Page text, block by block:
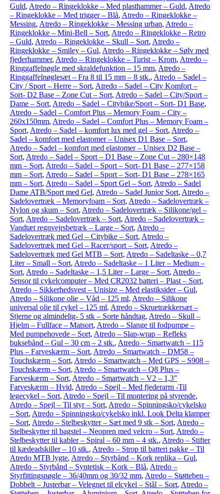
Guld, Atredo – Ringeklokke – Med plasthammer – Guld, Atredo
– Ringeklokke – Med trigger – Blå, Atredo – Ringeklokke –
Messing, Atredo – Ringeklokke – Messing urban, Atredo –
Ringeklokke – Mini-Bell – Sort, Atredo – Ringeklokke – Retro
– Guld, Atredo – Ringeklokke – Skull – Sort, Atredo –
Ringeklokke – Smiley – Gul, Atredo – Ringeklokke – Sølv med
fjederhammer, Atredo – Ringeklokke – Turist – Krom, Atredo –
Ringgaffelnøgle med skraldefunktion – 15 mm, Atredo –
Ringgaffelnøglesæt – Fra 8 til 15 mm – 8 stk., Atredo – Sadel –
City / Sport – Herre – Sort, Atredo – Sadel – City Komfort –
Sort- D2 Base – Zone Cut – Sort, Atredo – Sadel – City/Sport –
Dame – Sort, Atredo – Sadel – Citybike/Sport – Sort- D1 Base,
Atredo – Sadel – Comfort Plus – Memory Foam – City –
260x150mm, Atredo – Sadel – Comfort Plus – Memory Foam –
Sport, Atredo – Sadel – komfort lux med gel – Sort, Atredo –
Sadel – komfort med elastomer – Unisex D1 Base – Sort,
Atredo – Sadel – komfort med elastomer – Unisex D2 Base –
Sort, Atredo – Sadel – Sport – D1 Base – Zone Cut – 280×148
mm – Sort, Atredo – Sadel – Sport – Sort- D1 Base – 277×158
mm – Sort, Atredo – Sadel – Sport – Sort- D1 Base – 278×165
mm – Sort, Atredo – Sadel – Sport Gel – Sort, Atredo – Sadel
Dame ATB/Sport med Gel, Atredo – Sadel Junior Sort, Atredo –
Sadelovertræk – Memoryfoam – Sort, Atredo – Sadelovertræk –
Nylon og skum – Sort, Atredo – Sadelovertræk – Silikone/gel –
Sort, Atredo – Sadelovertræk – Sort, Atredo – Sadelovertræk –
Vandtæt regnvejrsbetræk – Large – Sort, Atredo –
Sadelovertræk med Gel – Citybike – Sort, Atredo –
Sadelovertræk med Gel – Racer/sport – Sort, Atredo –
Sadelovertræk med Gel MTB – Sort, Atredo – Sadeltaske – 0,7
Liter – Small – Sort, Atredo – Sadeltaske – 1 Liter – Medium –
Sort, Atredo – Sadeltaske – 1,5 Liter – Large – Sort, Atredo –
Sensor til cykelcomputer – Med CR2032 batteri – Plast – Sort,
Atredo – Sikkerhedsvest – Unisize – Med elastiksider – Gul,
Atredo – Silikone olie – Våd – 125 ml, Atredo – Silikone
universal olie til cykel – 125 ml, Atredo – Skruetrækkersæt –
Stjerne og almindelig- 5 stk – Sorte håndtag, Atredo – Skull –
Hjelm – Fullface – Matsort, Atredo – Slange til fodpumpe –
Med pumpehovede – Sort, Atredo – Slap-wrap – Refleks
buksebånd – Gul – 30 cm – 2 stk., Atredo – Smartwatch – 115
Plus – Farveskærm – Sort, Atredo – Smartwatch – DM58 –
Touchskærm – Sort, Atredo – Smartwatch – Med GPS – S908 –
Touchskærm – Sort, Atredo – Smartwatch – Q8 Plus –
Farveskærm – Sort, Atredo – Smartwatch – V2 – 1,3"
Farveskærm – Hvid, Atredo – Spejl – Med fjederarm -Til
legecykel – Sort, Atredo – Spejl – Til montering på styrende,
Atredo – Spejl – Til styr – Sort, Atredo – Spinningsko/cykelsko
– Sort, Atredo – Spinningsko/cykelsko inkl. Look Delta klamper
– Sort, Atredo – Stelbeskytter – Sæt med 9 stk – Sort, Atredo –
Stelbeskytter til bagstel – Neopren med velcro – Sort, Atredo –
Stelbeskytter til kabler – Spiral – 60 mm – 4 stk., Atredo – Stifter
til kædeadskiller – 10 stk., Atredo – Strop til batteri pakke – Til
Atredo MTB lygte, Atredo – Styrbånd – Kork replika – Gul,
Atredo – Styrbånd – Syntetisk – Kork – Blå, Atredo –
Styrfittingsnøgle – 36/40mm og 30/32 mm, Atredo – Støtteben –
Dobbelt – Justerbar – Velegnet til elcykel – Stål – Sort, Atredo –